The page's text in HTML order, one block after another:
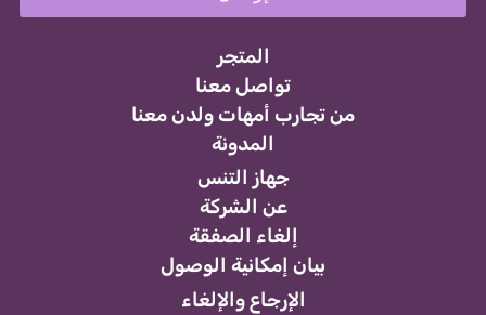
المتجر
تواصل معنا
من تجارب أمهات ولدن معنا
المدونة
جهاز التنس
عن الشركة
إلغاء الصفقة
بيان إمكانية الوصول
الإرجاع والإلغاء